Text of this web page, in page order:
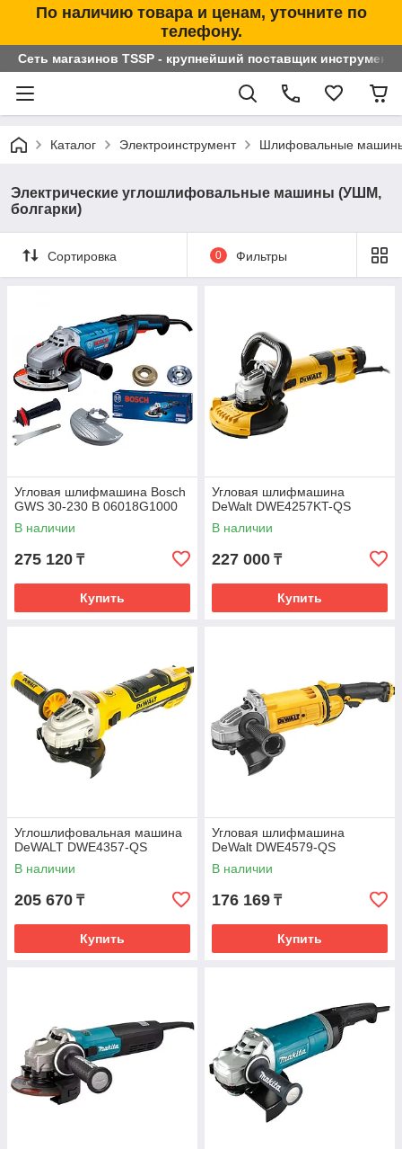
По наличию товара и ценам, уточните по
телефону.
Сеть магазинов TSSP - крупнейший поставщик
Каталог Электроинструмент Шлифовальные
Электрические углошлифовальные машины (УШМ,
болгарки)
Сортировка 0 Фильтры
Угловая шлифмашина Bosch
GWS 30-230 B 06018G1000
В наличии
275 120 ₸
Купить
Угловая шлифмашина
DeWalt DWE4257KT-QS
В наличии
227 000 ₸
Купить
Углошлифовальная машина
DeWALT DWE4357-QS
В наличии
205 670 ₸
Купить
Угловая шлифмашина
DeWalt DWE4579-QS
В наличии
176 169 ₸
Купить